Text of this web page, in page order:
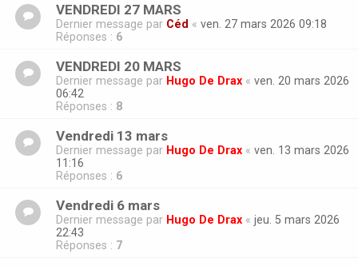
VENDREDI 27 MARS
Dernier message par Céd « ven. 27 mars 2026 09:18
Réponses : 6
VENDREDI 20 MARS
Dernier message par Hugo De Drax « ven. 20 mars 2026
06:42
Réponses : 8
Vendredi 13 mars
Dernier message par Hugo De Drax « ven. 13 mars 2026
11:16
Réponses : 6
Vendredi 6 mars
Dernier message par Hugo De Drax « jeu. 5 mars 2026
22:43
Réponses : 7